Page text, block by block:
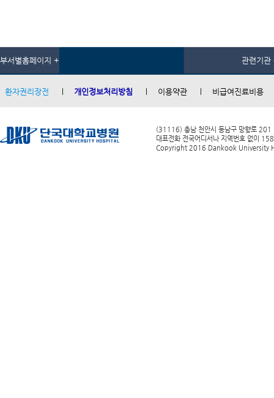
부서별홈페이지 + 관련기관
환자권리장전 개인정보처리방침 이용약관 비급여진료비용
(31116) 충남 천안시 동남구 망향로 201
대표전화 전국어디서나 지역번호 없이
Copyright 2016 Dankook University